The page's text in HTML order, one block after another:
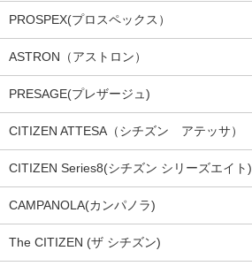
PROSPEX(プロスペックス）
ASTRON（アストロン）
PRESAGE(プレザージュ)
CITIZEN ATTESA（シチズン アテッサ）
CITIZEN Series8(シチズン シリーズエイト)
CAMPANOLA(カンパノラ)
The CITIZEN (ザ シチズン)